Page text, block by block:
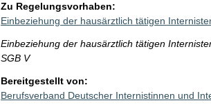
Zu Regelungsvorhaben:
Einbeziehung der hausärztlich tätigen
Einbeziehung der hausärztlich tätigen
SGB V
Bereitgestellt von:
Berufsverband Deutscher Internistinnen und